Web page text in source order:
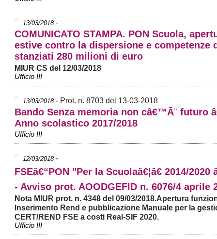
13/03/2018-
COMUNICATO STAMPA. PON Scuola,
estive contro la dispersione e competenze
stanziati 280 milioni di euro
MIUR CS del 12/03/2018
Ufficio III
13/03/2018- Prot. n. 8703 del 13-03-2018
Bando Senza memoria non câ€™Ã¨ futuro
Anno scolastico 2017/2018
Ufficio III
12/03/2018-
FSEâ€“PON "Per la Scuolaâ€¦â€ 2014/2020
- Avviso prot. AOODGEFID n. 6076/4 aprile
Nota MIUR prot. n. 4348 del 09/03/2018.Apertura
Inserimento Rend e pubblicazione Manuale per la
CERT/REND FSE a costi Real-SIF 2020.
Ufficio III